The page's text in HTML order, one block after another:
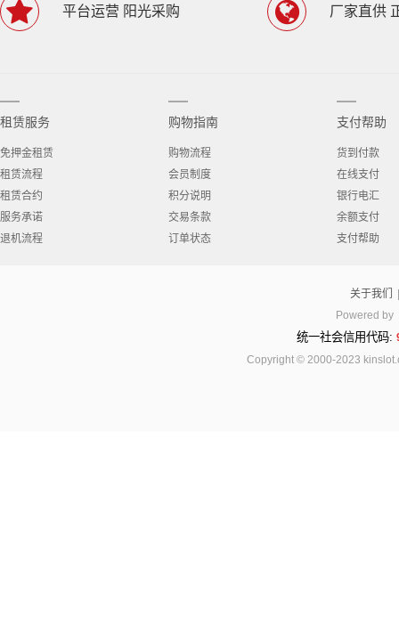
平台运营 阳光采购 厂家直供
租赁服务
免押金租赁
租赁流程
租赁合约
服务承诺
退机流程
购物指南
购物流程
会员制度
积分说明
交易条款
订单状态
支付帮助
货到付款
在线支付
银行电汇
余额支付
支付帮助
关于我们
Powered by
统一社会信用代码:
Copyright © 2000-2023